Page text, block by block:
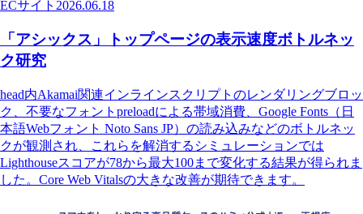
ECサイト 2026.06.18
「アシックス」トップページの表示速度ボトルネッ
ク研究
head内Akamai関連インラインスクリプトのレンダリングブロッ
ク、不要なフォントpreloadによる帯域消費、Google Fonts（日
本語Webフォント Noto Sans JP）の読み込みなどのボトルネッ
クが観測され、これらを解消するシミュレーションでは
Lighthouseスコアが78から最大100まで変化する結果が得られま
した。Core Web Vitalsの大きな改善が期待できます。